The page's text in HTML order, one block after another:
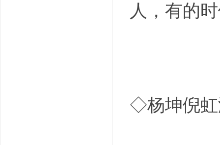
人，有的
◇杨坤倪虹